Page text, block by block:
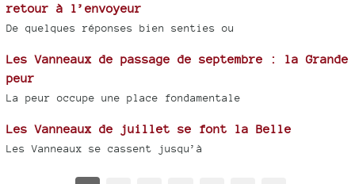
retour à l’envoyeur
De quelques réponses bien senties ou
Les Vanneaux de passage de septembre : la Grande
peur
La peur occupe une place fondamentale
Les Vanneaux de juillet se font la Belle
Les Vanneaux se cassent jusqu’à